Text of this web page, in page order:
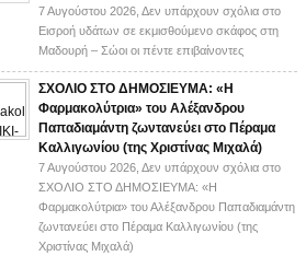
7 Αυγούστου 2026, Δεν υπάρχουν σχόλια στο
Εισροή υδάτων σε εκμισθούμενο σκάφος στη
Μαδουρή – Σώοι οι πέντε επιβαίνοντες
ΣΧΟΛΙΟ ΣΤΟ ΔΗΜΟΣΙΕΥΜΑ: «Η
Φαρμακολύτρια» του Αλέξανδρου
Παπαδιαμάντη ζωντανεύει στο Πέραμα
Καλλιγωνίου (της Χριστίνας Μιχαλά)
7 Αυγούστου 2026, Δεν υπάρχουν σχόλια στο
ΣΧΟΛΙΟ ΣΤΟ ΔΗΜΟΣΙΕΥΜΑ: «Η
Φαρμακολύτρια» του Αλέξανδρου Παπαδιαμάντη
ζωντανεύει στο Πέραμα Καλλιγωνίου (της
Χριστίνας Μιχαλά)